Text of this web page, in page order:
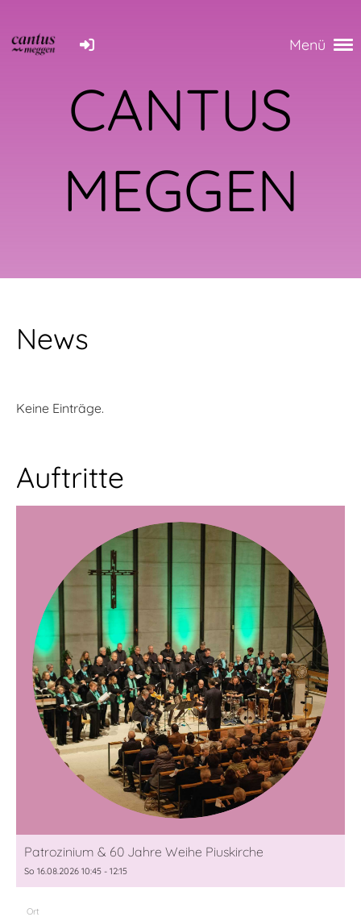
Menü
CANTUS
MEGGEN
News
Keine Einträge.
Auftritte
Patrozinium & 60 Jahre Weihe Piuskirche
So 16.08.2026 10:45 - 12:15
Ort